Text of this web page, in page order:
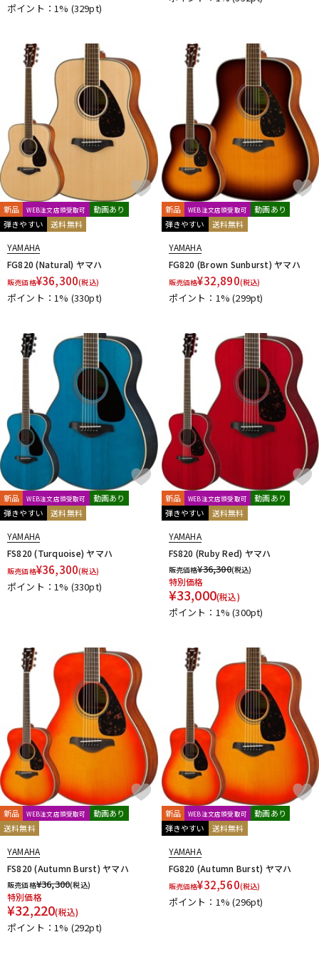
ポイント：1% (329pt)
新品 WEB注文店頭受取可
動画あり
弾きやすい
送料無料
YAMAHA
FG820 (Natural) ヤマハ
販売価格¥36,300(税込)
ポイント：1% (330pt)
新品 WEB注文店頭受取可
動画あり
弾きやすい
送料無料
YAMAHA
FG820 (Brown Sunburst) ヤマハ
販売価格¥32,890(税込)
ポイント：1%(299pt)
新品 WEB注文店頭受取可
動画あり
弾きやすい
送料無料
YAMAHA
FS820 (Turquoise) ヤマハ
販売価格¥36,300(税込)
ポイント：1% (330pt)
新品 WEB注文店頭受取可
動画あり
弾きやすい
送料無料
YAMAHA
FS820 (Ruby Red) ヤマハ
販売価格¥36,300(税込)
特別価格
¥33,000(税込)
ポイント：1%(300pt)
新品 WEB注文店頭受取可
動画あり
送料無料
YAMAHA
FS820 (Autumn Burst) ヤマハ
販売価格¥36,300(税込)
特別価格
¥32,220(税込)
ポイント：1% (292pt)
新品 WEB注文店頭受取可
動画あり
弾きやすい
送料無料
YAMAHA
FG820 (Autumn Burst) ヤマハ
販売価格¥32,560(税込)
ポイント：1%(296pt)